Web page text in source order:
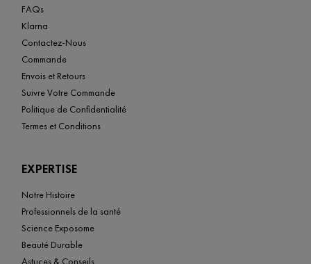
FAQs
Klarna
Contactez-Nous
Commande
Envois et Retours
Suivre Votre Commande
Politique de Confidentialité
Termes et Conditions
EXPERTISE
Notre Histoire
Professionnels de la santé
Science Exposome
Beauté Durable
Astuces & Conseils